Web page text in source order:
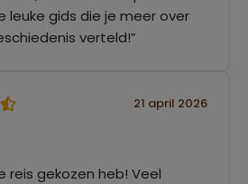
leuke gids die je meer over
verteld!”
21 april 2026
reis gekozen heb! Veel